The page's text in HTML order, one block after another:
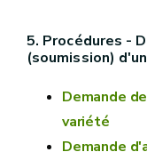
5. Procédures -
(soumission)
Demande
variété
Demande